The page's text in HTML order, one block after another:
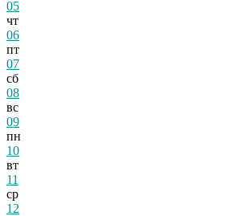
05
чт
06
пт
07
сб
08
вс
09
пн
10
вт
11
ср
12